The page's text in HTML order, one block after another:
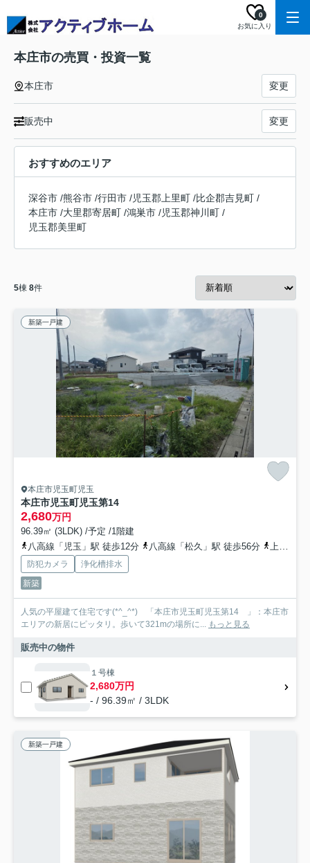
お気に入り
0
本庄市の売買・投資一覧
本庄市 変更
販売中 変更
おすすめのエリア
深谷市 /熊谷市 /行田市 /児玉郡上里町 /比企郡吉見町 /
本庄市 /大里郡寄居町 /鴻巣市 /児玉郡神川町 /
児玉郡美里町
5棟 8件
新築一戸建
本庄市児玉町児玉
本庄市児玉町児玉第14
2,680万円
96.39㎡ (3LDK) /予定 /1階建
八高線「児玉」駅 徒歩12分
八高線「松久」駅 徒歩56分 上越新幹線「本庄早稲田」駅 徒歩79分
防犯カメラ
浄化槽排水
新築
人気の平屋建て住宅です(*^_^*) 「本庄市児玉町児玉第14 」：本庄市
エリアの新居にピッタリ。歩いて321mの場所に... もっと見る
販売中の物件
１号棟
2,680万円
- / 96.39㎡ / 3LDK
新築一戸建